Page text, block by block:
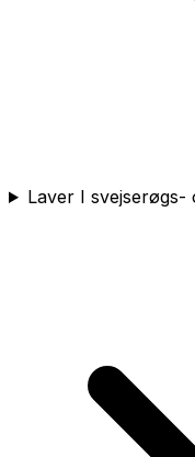
Laver I svejserøgs-